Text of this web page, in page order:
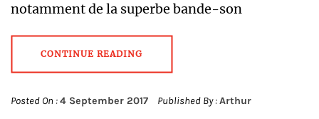
notamment de la superbe bande-son
CONTINUE READING
Posted On :4 September 2017 Published By :Arthur